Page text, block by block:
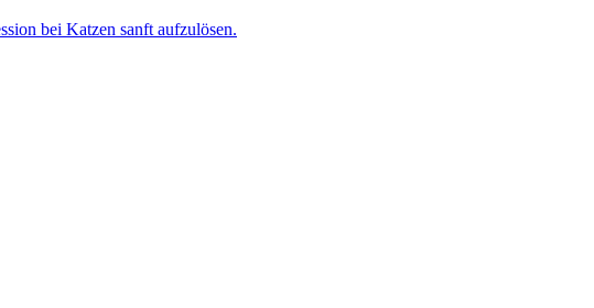
bei Katzen sanft aufzulösen.